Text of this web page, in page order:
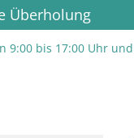
Überholung
9:00 bis 17:00 Uhr